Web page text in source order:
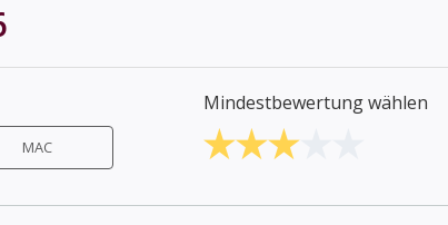
MAC
Mindestbewertung wählen